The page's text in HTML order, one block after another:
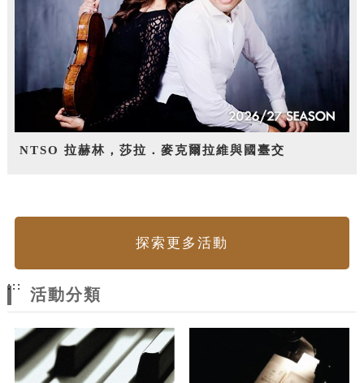
NTSO 拉赫林，莎拉．麥克爾拉維與國臺交
探索更多活動
:::
活動分類